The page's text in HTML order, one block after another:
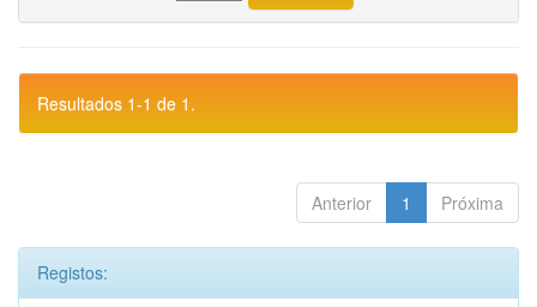
Resultados 1-1 de 1.
Anterior 1 Próxima
Registos: